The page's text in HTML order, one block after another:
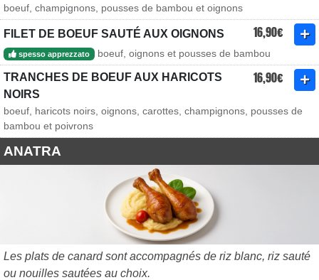
boeuf, champignons, pousses de bambou et oignons
FILET DE BOEUF SAUTÉ AUX OIGNONS 16,90€
spesso apprezzato boeuf, oignons et pousses de bambou
TRANCHES DE BOEUF AUX HARICOTS
NOIRS
16,90€
boeuf, haricots noirs, oignons, carottes, champignons, pousses de
bambou et poivrons
ANATRA
Les plats de canard sont accompagnés de riz blanc, riz sauté
ou nouilles sautées au choix.